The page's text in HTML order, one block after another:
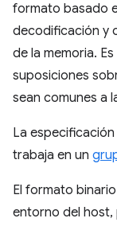
formato basado
decodificación y
de la memoria.
suposiciones
sean comunes a
La
trabaja en un
El formato
entorno del host,